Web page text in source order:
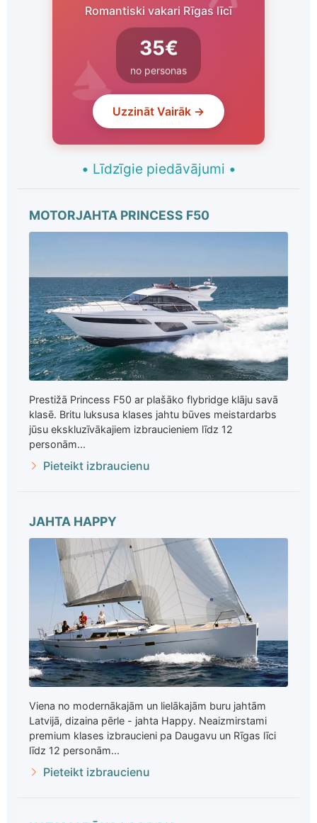
Romantiski vakari Rīgas līcī
35€
no personas
Uzzināt Vairāk →
• Līdzīgie piedāvājumi •
MOTORJAHTA PRINCESS F50
Prestižā Princess F50 ar plašāko flybridge klāju savā
klasē. Britu luksusa klases jahtu būves meistardarbs
jūsu ekskluzīvākajiem izbraucieniem līdz 12
personām...
Pieteikt izbraucienu
JAHTA HAPPY
Viena no modernākajām un lielākajām buru jahtām
Latvijā, dizaina pērle - jahta Happy. Neaizmirstami
premium klases izbraucieni pa Daugavu un Rīgas līci
līdz 12 personām...
Pieteikt izbraucienu